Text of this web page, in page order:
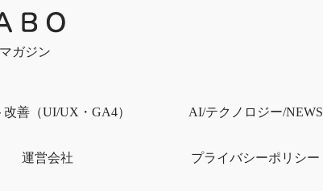
ガジン
善（UI/UX・GA4） AI/テクノロジー/NEWS
運営会社 プライバシーポリシー